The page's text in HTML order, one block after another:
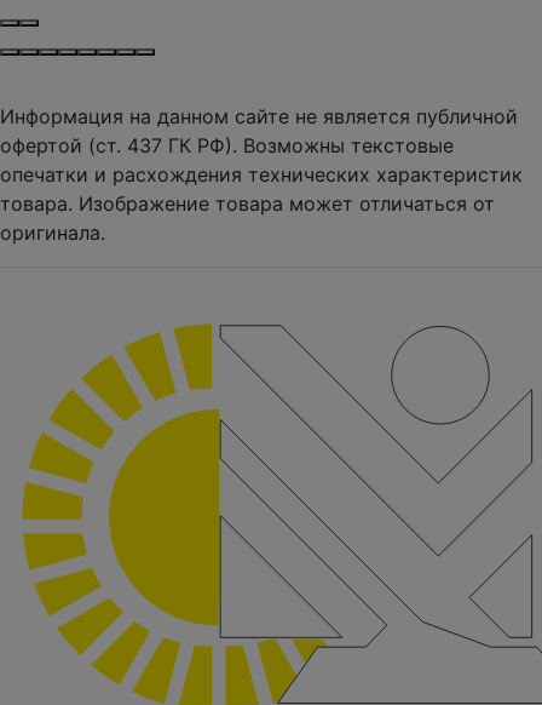
Информация на данном сайте не является публичной
офертой (ст. 437 ГК РФ). Возможны текстовые
опечатки и расхождения технических характеристик
товара. Изображение товара может отличаться от
оригинала.